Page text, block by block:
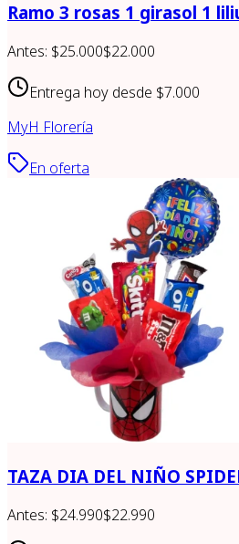
Ramo 3 rosas 1 girasol 1
Antes: $25.000$22.000
Entrega hoy desde $7.000
MyH Florería
En oferta
TAZA DIA DEL NIÑO
Antes: $24.990$22.990